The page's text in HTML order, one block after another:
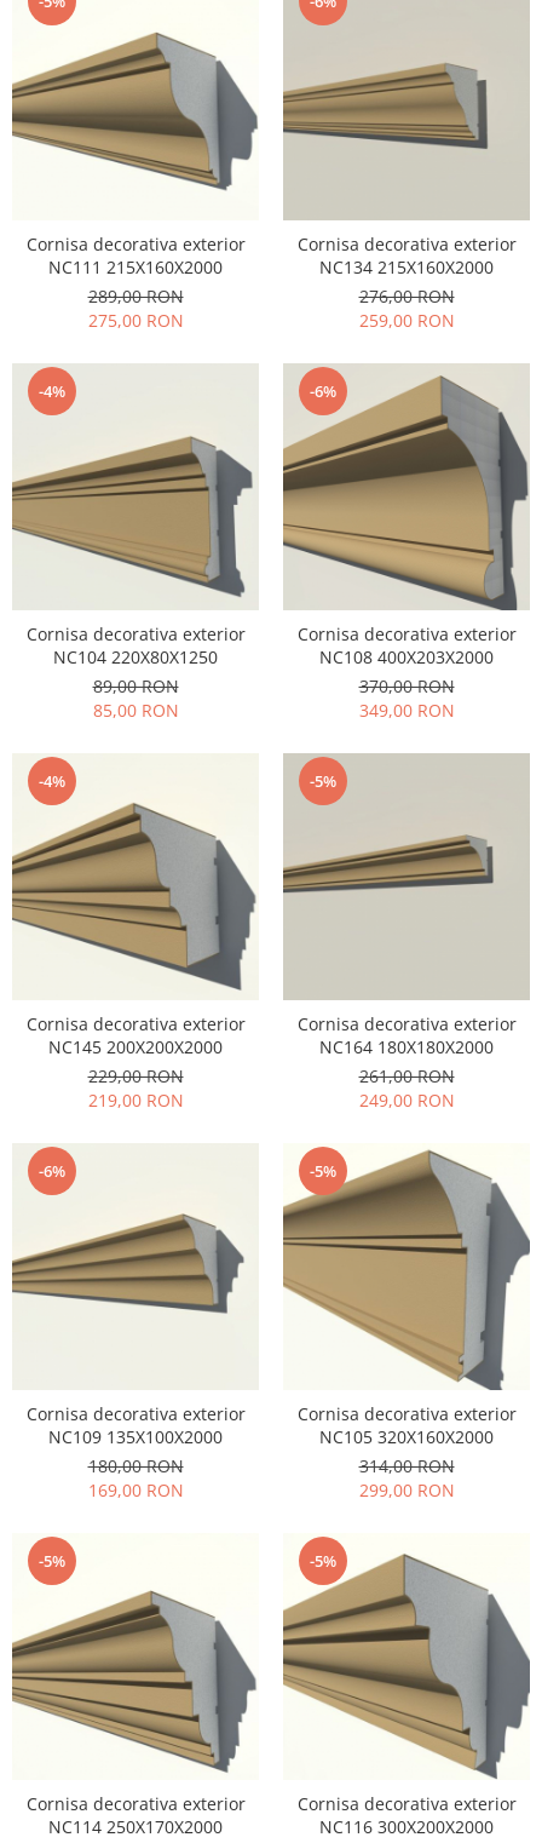
Cornisa decorativa exterior
NC111 215X160X2000
289,00 RON
275,00 RON
Cornisa decorativa exterior
NC134 215X160X2000
276,00 RON
259,00 RON
-4%
Cornisa decorativa exterior
NC104 220X80X1250
89,00 RON
85,00 RON
-6%
Cornisa decorativa exterior
NC108 400X203X2000
370,00 RON
349,00 RON
-4%
Cornisa decorativa exterior
NC145 200X200X2000
229,00 RON
219,00 RON
-5%
Cornisa decorativa exterior
NC164 180X180X2000
261,00 RON
249,00 RON
-6%
Cornisa decorativa exterior
NC109 135X100X2000
180,00 RON
169,00 RON
-5%
Cornisa decorativa exterior
NC105 320X160X2000
314,00 RON
299,00 RON
-5%
Cornisa decorativa exterior
NC114 250X170X2000
-5%
Cornisa decorativa exterior
NC116 300X200X2000